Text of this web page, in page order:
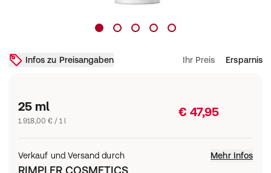
Infos zu Preisangaben Ihr Preis Ersparnis
25 ml
1.918,00 € / 1 l
€ 47,95
Verkauf und Versand durch Mehr Infos
RIMPLER COSMETICS